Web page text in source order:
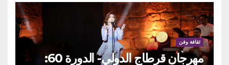
ثقافة وفن
مهرجان قرطاج الدولي- الدورة 60: